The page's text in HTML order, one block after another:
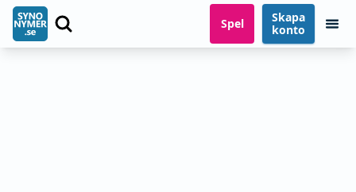
Spel
Skapa
konto